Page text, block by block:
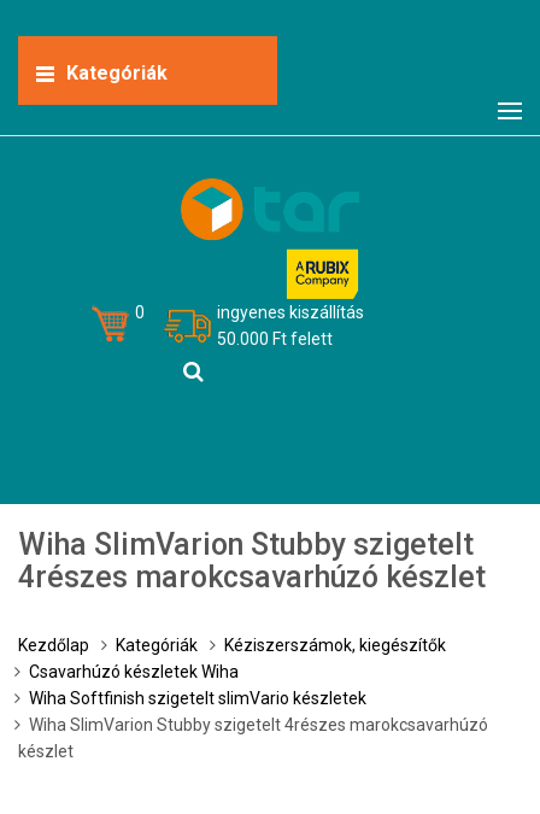
Kategóriák
0
ingyenes kiszállítás
50.000 Ft felett
Wiha SlimVarion Stubby szigetelt
4részes marokcsavarhúzó készlet
Kezdőlap Kategóriák
Kéziszerszámok, kiegészítők
Csavarhúzó készletek Wiha
Wiha Softfinish szigetelt slimVario készletek
Wiha SlimVarion Stubby szigetelt 4részes marokcsavarhúzó
készlet